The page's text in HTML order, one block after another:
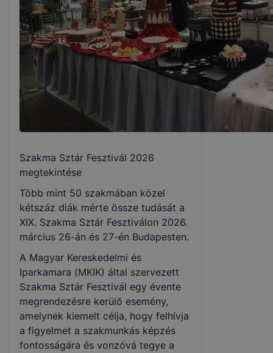
Szakma Sztár Fesztivál 2026
megtekintése
Több mint 50 szakmában közel
kétszáz diák mérte össze tudását a
XIX. Szakma Sztár Fesztiválon 2026.
március 26-án és 27-én Budapesten.
A Magyar Kereskedelmi és
Iparkamara (MKIK) által szervezett
Szakma Sztár Fesztivál egy évente
megrendezésre kerülő esemény,
amelynek kiemelt célja, hogy felhívja
a figyelmet a szakmunkás képzés
fontosságára és vonzóvá tegye a